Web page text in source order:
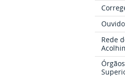
Rede
Órgãos